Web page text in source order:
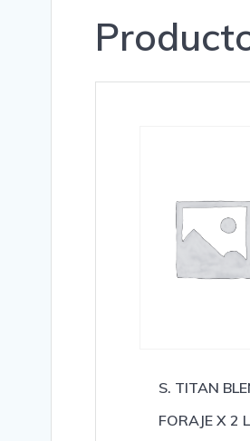
S. TITAN
FORAJE X 2